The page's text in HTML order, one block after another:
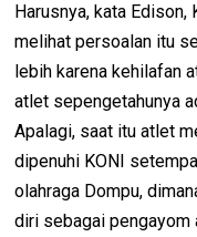
Harusnya, kata
melihat persoalan itu
lebih karena kehilafan
atlet sepengetahunya
Apalagi, saat itu atlet
dipenuhi KONI
olahraga Dompu,
diri sebagai